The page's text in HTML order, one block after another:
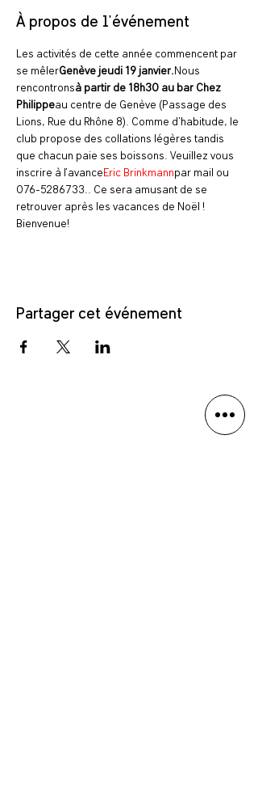
À propos de l'événement
Les activités de cette année commencent par
se mêlerGenève jeudi 19 janvier. Nous
rencontronsà partir de 18h30 au bar Chez
Philippeau centre de Genève (Passage des
Lions, Rue du Rhône 8). Comme d'habitude, le
club propose des collations légères tandis
que chacun paie ses boissons. Veuillez vous
inscrire à l'avance Eric Brinkmannpar mail ou
076-5286733.. Ce sera amusant de se
retrouver après les vacances de Noël !
Bienvenue!
Partager cet événement